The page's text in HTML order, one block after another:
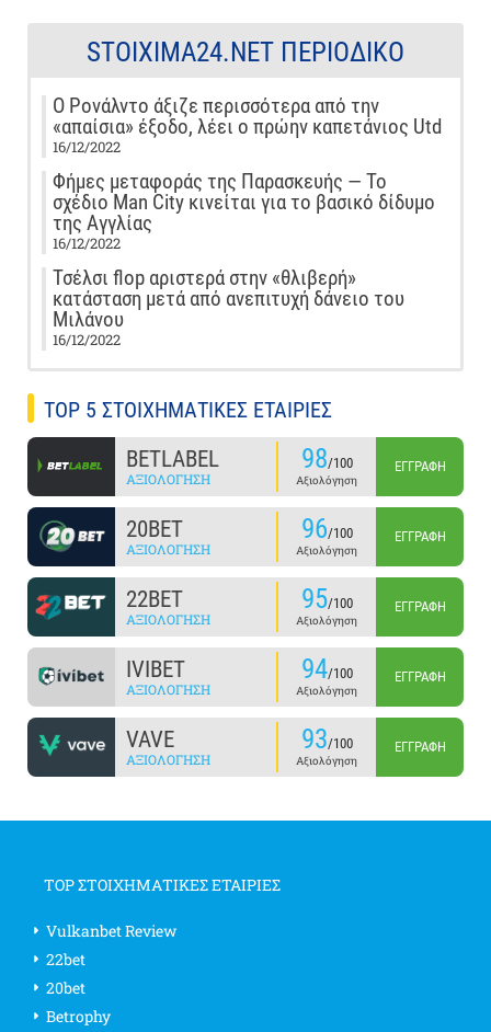
STOIXIMA24.NET ΠΕΡΙΟΔΙΚΌ
Ο Ρονάλντο άξιζε περισσότερα από την
«απαίσια» έξοδο, λέει ο πρώην καπετάνιος Utd
16/12/2022
Φήμες μεταφοράς της Παρασκευής — Το
σχέδιο Man City κινείται για το βασικό δίδυμο
της Αγγλίας
16/12/2022
Τσέλσι flop αριστερά στην «θλιβερή»
κατάσταση μετά από ανεπιτυχή δάνειο του
Μιλάνου
16/12/2022
TOP 5 ΣΤΟΙΧΗΜΑΤΙΚΕΣ ΕΤΑΙΡΙΕΣ
BETLABEL
ΑΞΙΟΛΌΓΗΣΗ
98/100
Αξιολόγηση
ΕΓΓΡΑΦΉ
20BET
ΑΞΙΟΛΌΓΗΣΗ
96/100
Αξιολόγηση
ΕΓΓΡΑΦΉ
22BET
ΑΞΙΟΛΌΓΗΣΗ
95/100
Αξιολόγηση
ΕΓΓΡΑΦΉ
IVIBET
ΑΞΙΟΛΌΓΗΣΗ
94/100
Αξιολόγηση
ΕΓΓΡΑΦΉ
VAVE
ΑΞΙΟΛΌΓΗΣΗ
93/100
Αξιολόγηση
ΕΓΓΡΑΦΉ
TOP ΣΤΟΙΧΗΜΑΤΙΚΕΣ ΕΤΑΙΡΙΕΣ
Vulkanbet Review
22bet
20bet
Betrophy